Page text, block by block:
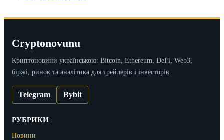
Cryptonovunu
Криптоновини українською: Bitcoin, Ethereum, DeFi, Web3,
біржі, ринок та аналітика для трейдерів і інвесторів.
Telegram Bybit
РУБРИКИ
Новини